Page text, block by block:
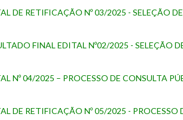
DE RETIFICAÇÃO Nº 03/2025 - SELEÇÃO
FINAL EDITAL Nº02/2025 - SELEÇÃO
Nº 04/2025 – PROCESSO DE CONSULTA
DE RETIFICAÇÃO Nº 05/2025 - PROCESSO